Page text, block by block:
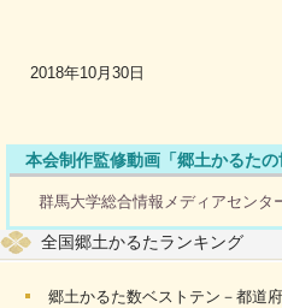
2018年10月30日
本会制作監修動画「郷土かるたの
群馬大学総合情報メディアセンタ
全国郷土かるたランキング
郷土かるた数ベストテン－都道